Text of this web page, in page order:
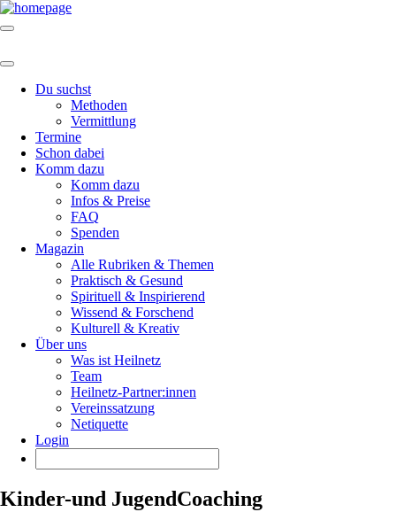
Du suchst
Methoden
Vermittlung
Termine
Schon dabei
Komm dazu
Komm dazu
Infos & Preise
FAQ
Spenden
Magazin
Alle Rubriken & Themen
Praktisch & Gesund
Spirituell & Inspirierend
Wissend & Forschend
Kulturell & Kreativ
Über uns
Was ist Heilnetz
Team
Heilnetz-Partner:innen
Vereinssatzung
Netiquette
Login
Kinder-und JugendCoaching